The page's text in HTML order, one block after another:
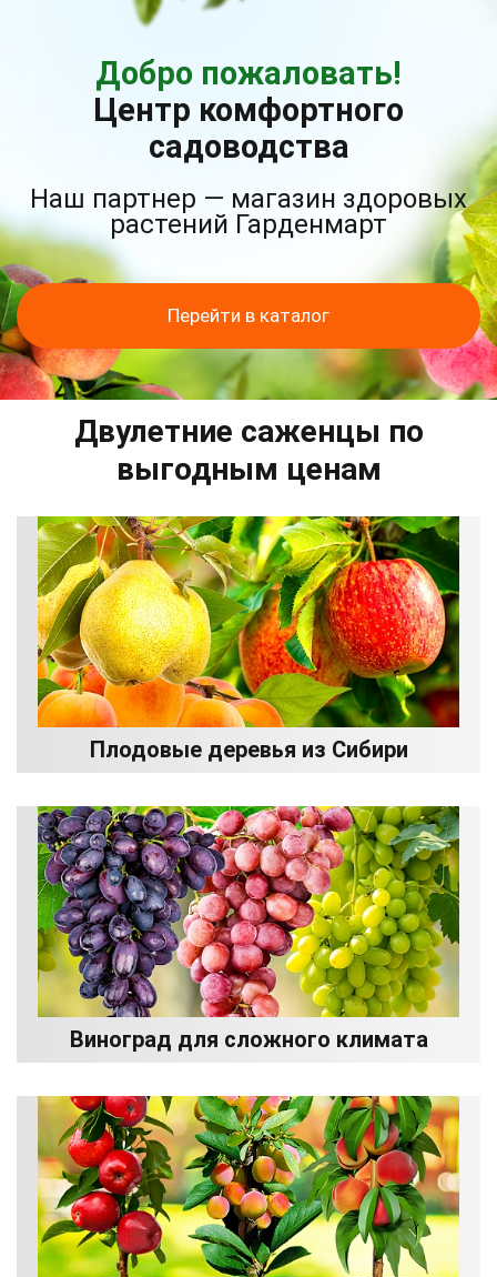
Добро пожаловать!
Центр комфортного
садоводства
Наш партнер — магазин здоровых
растений Гарденмарт
Перейти в каталог
Двулетние саженцы по
выгодным ценам
Плодовые деревья из Сибири
Виноград для сложного климата